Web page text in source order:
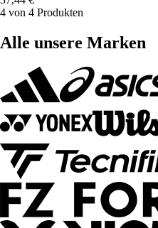
4 von 4 Produkten
Alle unsere Marken